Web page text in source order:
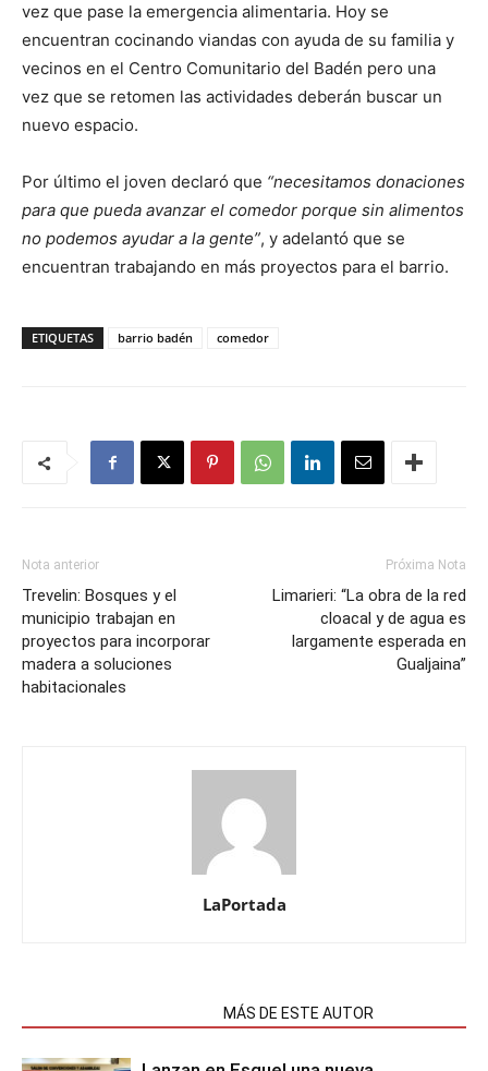
vez que pase la emergencia alimentaria. Hoy se
encuentran cocinando viandas con ayuda de su familia y
vecinos en el Centro Comunitario del Badén pero una
vez que se retomen las actividades deberán buscar un
nuevo espacio.
Por último el joven declaró que “necesitamos donaciones
para que pueda avanzar el comedor porque sin alimentos
no podemos ayudar a la gente”, y adelantó que se
encuentran trabajando en más proyectos para el barrio.
ETIQUETAS barrio badén comedor
Nota anterior
Trevelin: Bosques y el
municipio trabajan en
proyectos para incorporar
madera a soluciones
habitacionales
Próxima Nota
Limarieri: “La obra de la red
cloacal y de agua es
largamente esperada en
Gualjaina”
LaPortada
MÁS DE ESTE AUTOR